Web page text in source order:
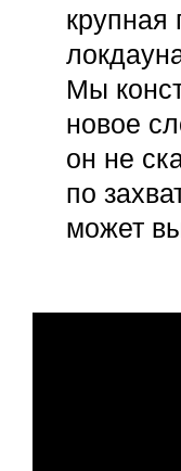
крупная
Мы
новое
он не
по
может